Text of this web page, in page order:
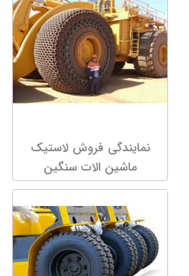
نمایندگی فروش لاستیک
ماشین الات سنگین